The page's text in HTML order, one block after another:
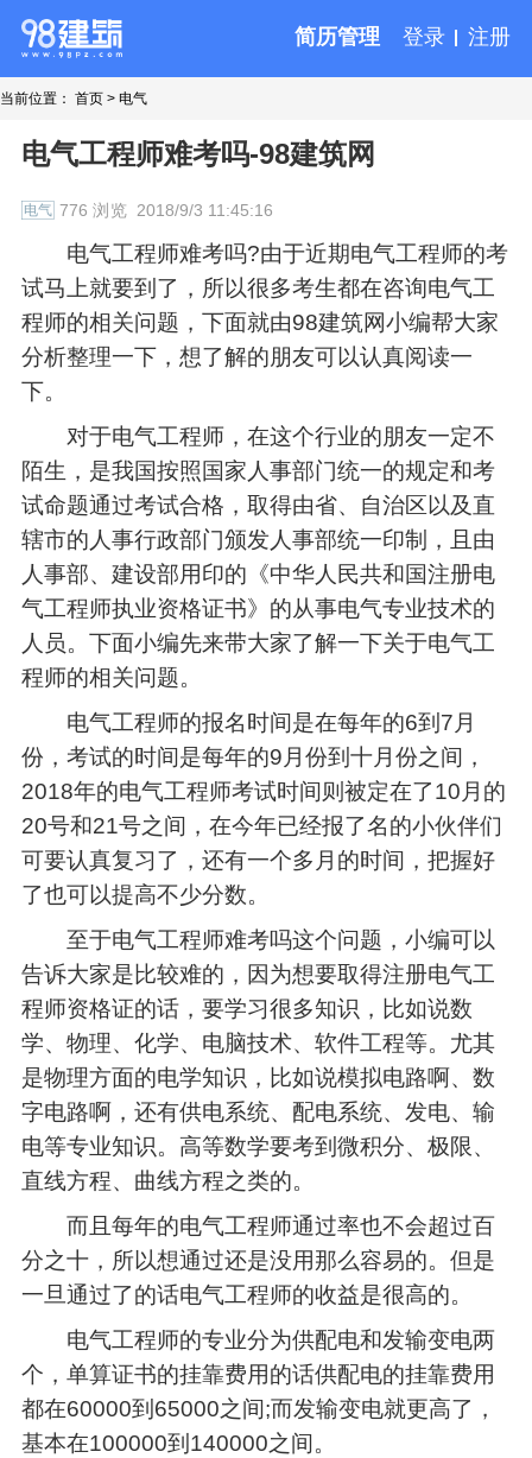
简历管理 登录 注册
当前位置： 首页 > 电气
电气工程师难考吗-98建筑网
电气 776 浏览 2018/9/3 11:45:16
电气工程师难考吗?由于近期电气工程师的考
试马上就要到了，所以很多考生都在咨询电气工
程师的相关问题，下面就由98建筑网小编帮大家
分析整理一下，想了解的朋友可以认真阅读一
下。
对于电气工程师，在这个行业的朋友一定不
陌生，是我国按照国家人事部门统一的规定和考
试命题通过考试合格，取得由省、自治区以及直
辖市的人事行政部门颁发人事部统一印制，且由
人事部、建设部用印的《中华人民共和国注册电
气工程师执业资格证书》的从事电气专业技术的
人员。下面小编先来带大家了解一下关于电气工
程师的相关问题。
电气工程师的报名时间是在每年的6到7月
份，考试的时间是每年的9月份到十月份之间，
2018年的电气工程师考试时间则被定在了10月的
20号和21号之间，在今年已经报了名的小伙伴们
可要认真复习了，还有一个多月的时间，把握好
了也可以提高不少分数。
至于电气工程师难考吗这个问题，小编可以
告诉大家是比较难的，因为想要取得注册电气工
程师资格证的话，要学习很多知识，比如说数
学、物理、化学、电脑技术、软件工程等。尤其
是物理方面的电学知识，比如说模拟电路啊、数
字电路啊，还有供电系统、配电系统、发电、输
电等专业知识。高等数学要考到微积分、极限、
直线方程、曲线方程之类的。
而且每年的电气工程师通过率也不会超过百
分之十，所以想通过还是没用那么容易的。但是
一旦通过了的话电气工程师的收益是很高的。
电气工程师的专业分为供配电和发输变电两
个，单算证书的挂靠费用的话供配电的挂靠费用
都在60000到65000之间;而发输变电就更高了，
基本在100000到140000之间。